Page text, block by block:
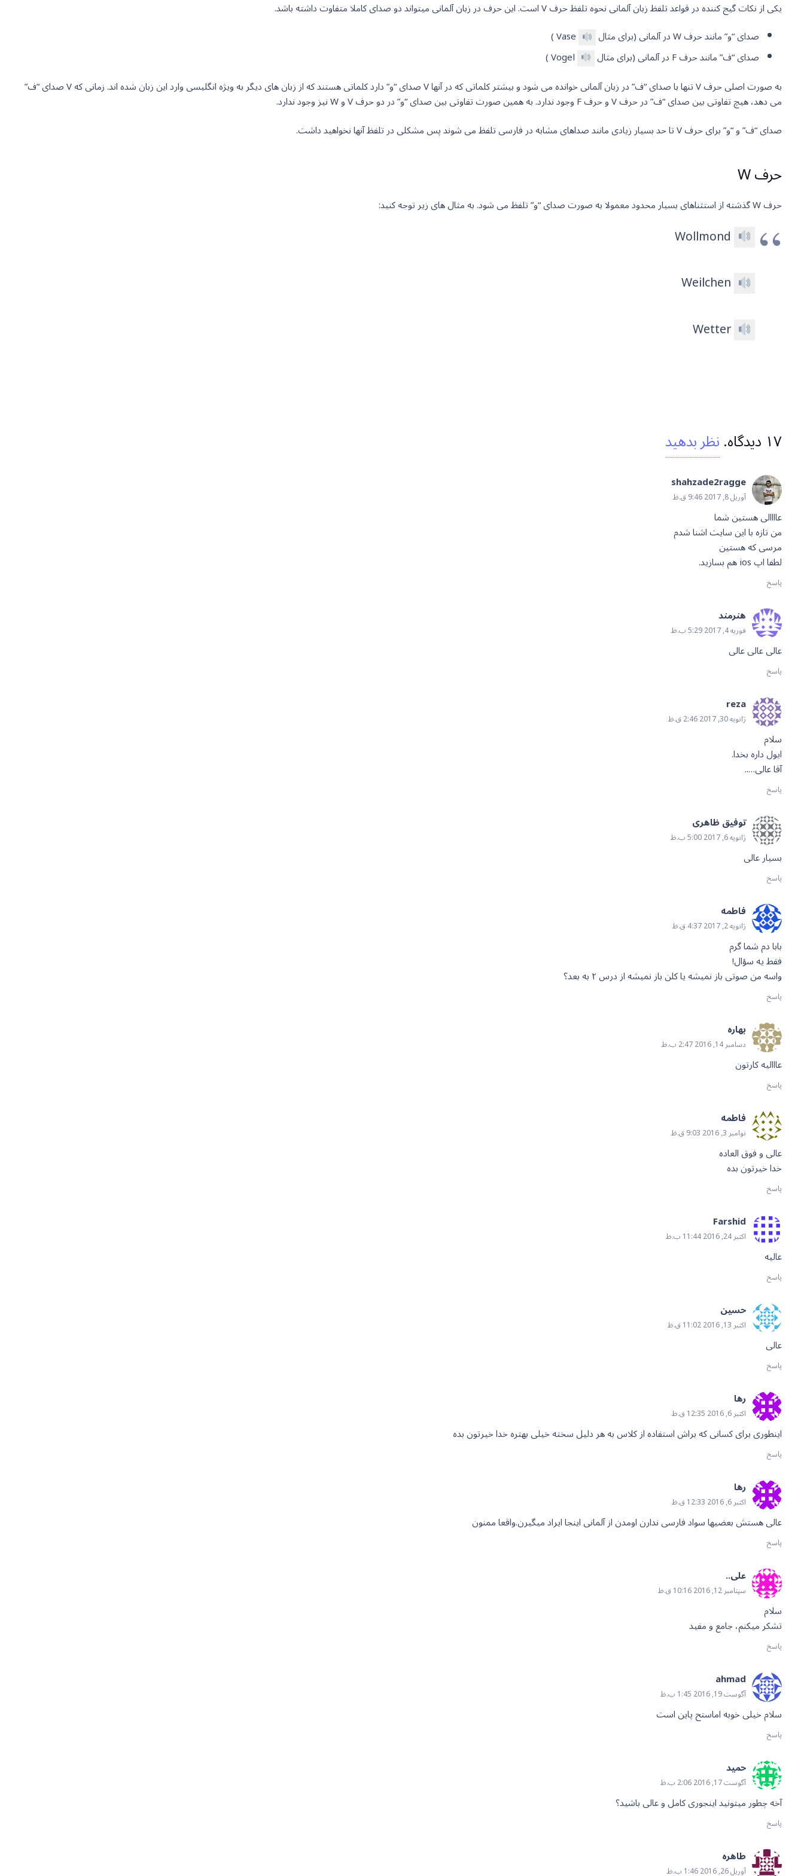
یکی از نکات گیج کننده در قواعد تلفظ زبان آلمانی نحوه تلفظ حرف V است. این حرف در زبان آلمانی میتواند دو صدای کاملا متفاوت داشته باشد.
صدای “و” مانند حرف W در آلمانی (برای مثال
Vase )
صدای “ف” مانند حرف F در آلمانی (برای مثال
Vogel )
به صورت اصلی حرف V تنها با صدای “ف” در زبان آلمانی خوانده می شود و بیشتر کلماتی که در آنها V صدای “و” دارد کلماتی هستند که از زبان های دیگر به ویژه انگلیسی وارد این زبان شده اند. زمانی که V صدای “ف”
می دهد، هیچ تفاوتی بین صدای “ف” در حرف V و حرف F وجود ندارد. به همین صورت تفاوتی بین صدای “و” در دو حرف V و W نیز وجود ندارد.
صدای “ف” و “و” برای حرف V تا حد بسیار زیادی مانند صداهای مشابه در فارسی تلفظ می شوند پس مشکلی در تلفظ آنها نخواهید داشت.
حرف W
حرف W گذشته از استثناهای بسیار محدود معمولا به صورت صدای “و” تلفظ می شود. به مثال های زیر توجه کنید:
Wollmond
Weilchen
Wetter
۱۷ دیدگاه.نظر بدهید
shahzade2ragge
آوریل 8, 2017 9:46 ق.ظ
عاااالی هستین شما
من تازه با این سایت اشنا شدم
مرسی که هستین
لطفا اپ ios هم بسازید.
پاسخ
هنرمند
فوریه 4, 2017 5:29 ب.ظ
عالی عالی عالی
پاسخ
reza
ژانویه 30, 2017 2:46 ق.ظ
سلام
ایول داره بخدا.
آقا عالی…..
پاسخ
توفیق ظاهری
ژانویه 6, 2017 5:00 ب.ظ
بسیار عالی
پاسخ
فاطمه
ژانویه 2, 2017 4:37 ق.ظ
بابا دم شما گرم
فقط یه سؤال!
واسه من صوتی باز نمیشه یا کلن باز نمیشه از درس ٢ به بعد؟
پاسخ
بهاره
دسامبر 14, 2016 2:47 ب.ظ
عااالیه کارتون
پاسخ
فاطمه
نوامبر 3, 2016 9:03 ق.ظ
عالی و فوق العاده
خدا خیرتون بده
پاسخ
Farshid
اکتبر 24, 2016 11:44 ب.ظ
عالیه
پاسخ
حسین
اکتبر 13, 2016 11:02 ق.ظ
عالی
پاسخ
رها
اکتبر 6, 2016 12:35 ق.ظ
اینطوری برای کسانی که براش استفاده از کلاس به هر دلیل سخته خیلی بهتره خدا خیرتون بده
پاسخ
رها
اکتبر 6, 2016 12:33 ق.ظ
عالی هستش بعضیها سواد فارسی ندارن اومدن از آلمانی اینجا ایراد میگیرن.واقعا ممنون
پاسخ
علی..
سپتامبر 12, 2016 10:16 ق.ظ
سلام
تشکر میکنم، جامع و مفید
پاسخ
ahmad
آگوست 19, 2016 1:45 ب.ظ
سلام خیلی خوبه اماستح پاین است
پاسخ
حمید
آگوست 17, 2016 2:06 ب.ظ
آخه چطور میتونید اینجوری کامل و عالی باشید؟
پاسخ
طاهره
آوریل 26, 2016 1:46 ب.ظ